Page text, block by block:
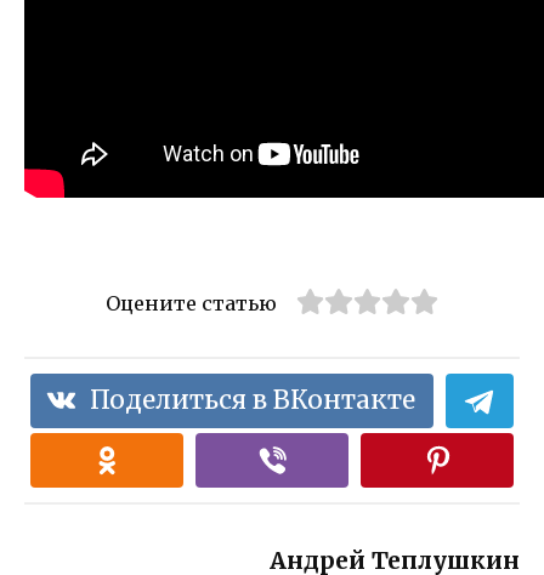
Оцените статью
Поделиться в ВКонтакте
Андрей Теплушкин